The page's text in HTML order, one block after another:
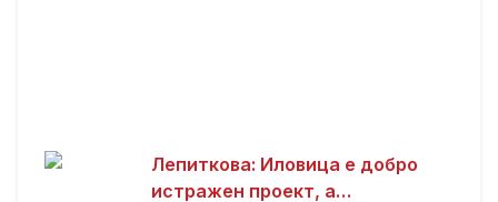
Лепиткова: Иловица е добро
истражен проект, а